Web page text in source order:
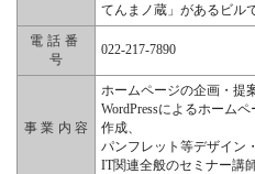
てんまノ蔵」があるビル
電話番
号
022-217-7890
事業内容
ホームページの企画・提
WordPressによるホーム
作成、
パンフレット等デザイン
IT関連全般のセミナー講